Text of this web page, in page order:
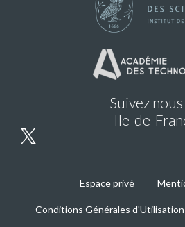
Suivez
Ile-de-
Footer
Espace privé
Conditions Générales d'Utilisation